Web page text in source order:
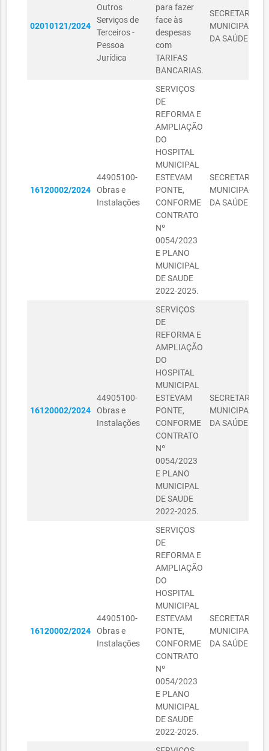
02010121/2024
Outros
Serviços de
Terceiros -
Pessoa
Jurídica
para fazer
face às
despesas
com
TARIFAS
BANCARIAS.
SECRETARIA
MUNICIPAL
DA SAÚDE
16120002/2024
44905100-
Obras e
Instalações
SERVIÇOS
DE
REFORMA E
AMPLIAÇÃO
DO
HOSPITAL
MUNICIPAL
ESTEVAM
PONTE,
CONFORME
CONTRATO
Nº
0054/2023
E PLANO
MUNICIPAL
DE SAUDE
2022-2025.
SECRETARIA
MUNICIPAL
DA SAÚDE
16120002/2024
44905100-
Obras e
Instalações
SERVIÇOS
DE
REFORMA E
AMPLIAÇÃO
DO
HOSPITAL
MUNICIPAL
ESTEVAM
PONTE,
CONFORME
CONTRATO
Nº
0054/2023
E PLANO
MUNICIPAL
DE SAUDE
2022-2025.
SECRETARIA
MUNICIPAL
DA SAÚDE
16120002/2024
44905100-
Obras e
Instalações
SERVIÇOS
DE
REFORMA E
AMPLIAÇÃO
DO
HOSPITAL
MUNICIPAL
ESTEVAM
PONTE,
CONFORME
CONTRATO
Nº
0054/2023
E PLANO
MUNICIPAL
DE SAUDE
2022-2025.
SECRETARIA
MUNICIPAL
DA SAÚDE